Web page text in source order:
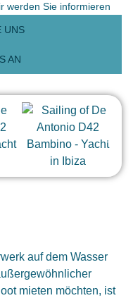
werden Sie informieren
UNS
AN
auf dem Wasser
mieten möchten, ist